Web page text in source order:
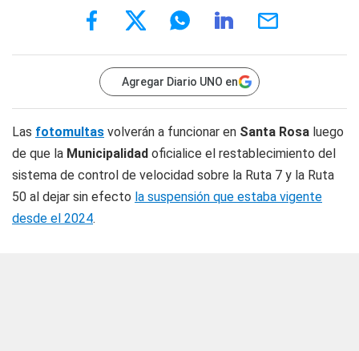
Agregar Diario UNO en
Las fotomultas volverán a funcionar en Santa Rosa luego
de que la Municipalidad oficialice el restablecimiento del
sistema de control de velocidad sobre la Ruta 7 y la Ruta
50 al dejar sin efecto la suspensión que estaba vigente
desde el 2024.